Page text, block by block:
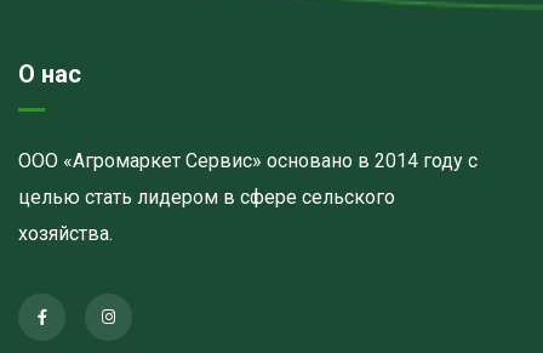
О нас
ООО «Агромаркет Сервис» основано в 2014 году с
целью стать лидером в сфере сельского
хозяйства.